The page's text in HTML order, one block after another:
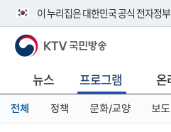
이 누리집은 대한민국 공식 전자정
공식 누리집 주소 확인하기
니다.
이밖에 or.kr 또는 .kr등 다른 도메인
서 도메인 주소를 확인해 보세요
KTV 국민방송
뉴스 프로그램 온
전체 정책 문화/교양 보도